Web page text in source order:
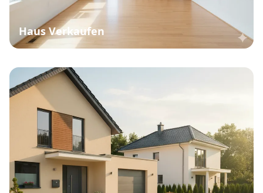
Immobiliengesuche